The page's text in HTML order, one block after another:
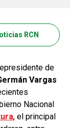
RCN
de
Vargas
Nacional
, el principal